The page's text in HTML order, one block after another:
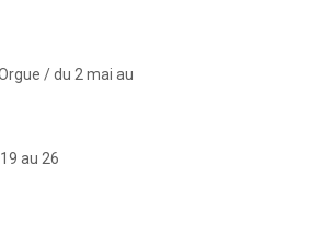
/ du 2 mai au
au 26